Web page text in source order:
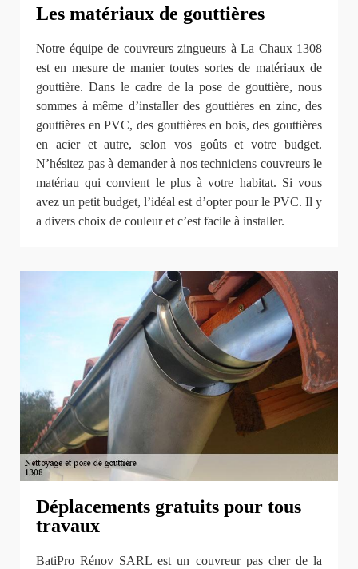
Les matériaux de gouttières
Notre équipe de couvreurs zingueurs à La Chaux 1308
est en mesure de manier toutes sortes de matériaux de
gouttière. Dans le cadre de la pose de gouttière, nous
sommes à même d’installer des gouttières en zinc, des
gouttières en PVC, des gouttières en bois, des gouttières
en acier et autre, selon vos goûts et votre budget.
N’hésitez pas à demander à nos techniciens couvreurs le
matériau qui convient le plus à votre habitat. Si vous
avez un petit budget, l’idéal est d’opter pour le PVC. Il y
a divers choix de couleur et c’est facile à installer.
Déplacements gratuits pour tous
travaux
BatiPro Rénov SARL est un couvreur pas cher de la